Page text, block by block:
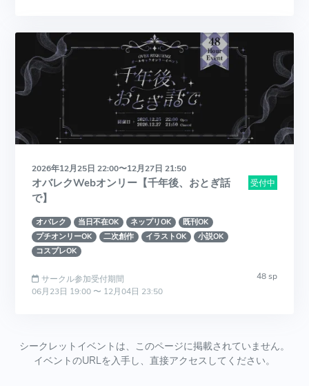
2026年12月25日 22:00〜12月27日 21:50
受付中
オバレクWebオンリー【千年後、おとぎ話
で】
オバレク 当日不在OK ネップリOK
既刊OK
プチオンリーOK
二次創作 イラストOK
小説OK
コスプレOK
48 sp
サークル参加受付期間
06月23日 19:00 〜 12月04日 23:50
シークレットイベントは、このページに掲載されていません。
イベントのURLを入手し、直接アクセスしてください。